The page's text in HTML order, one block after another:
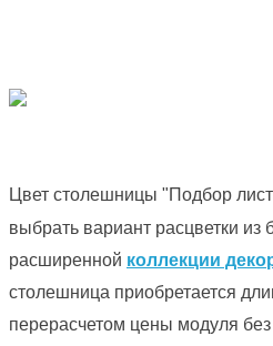
Цвет столешницы "Подбор
выбрать вариант расцветки из
расширенной коллекции
столешница приобретается
перерасчетом цены модуля без